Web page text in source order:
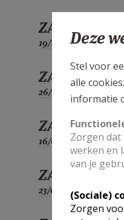
ZA
19/12
ZA
26/12
ZA
16/01
ZA
23/01
Deze
Stel voor
alle
informatie
Zorgen dat
werken en
van je
(Sociale)
Zorgen